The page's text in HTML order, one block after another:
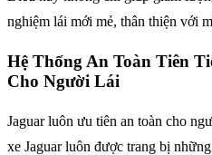
nghiệm lái mới mẻ, thân thiện với
Hệ Thống An Toàn Tiên
Cho Người Lái
Jaguar luôn ưu tiên an toàn cho
xe Jaguar luôn được trang bị